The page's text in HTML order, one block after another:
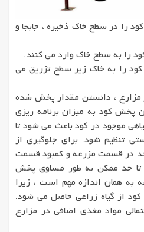
را در سطح خاک ذخیره ، جابجا و
را به خاک زیر سطح تزریق می
، دانستن مقدار پخش شده
پخش کود به میزان برنامه ریزی
موجود در کود باعث می شود تا
تنظیم شود. برای جلوگیری از
در قسمت مزرعه و کمبود قسمت
تا حد ممکن به طور مساوی پخش
همان اندازه مهم است ، زیرا
از گیاه زراعی حاصل می شود.
مواد مغذی اضافی در مزارع